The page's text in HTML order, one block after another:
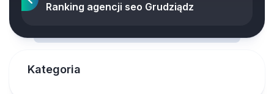
Ranking agencji seo Grudziądz
Kategoria